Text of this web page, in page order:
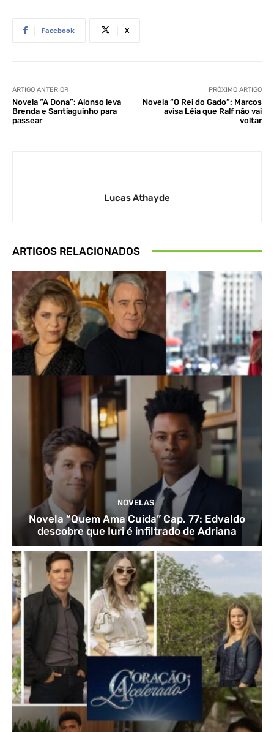
Facebook X
ARTIGO ANTERIOR
Novela “A Dona”: Alonso leva
Brenda e Santiaguinho para
passear
PRÓXIMO ARTIGO
Novela “O Rei do Gado”: Marcos
avisa Léia que Ralf não vai
voltar
Lucas Athayde
ARTIGOS RELACIONADOS
NOVELAS
Novela “Quem Ama Cuida” Cap. 77: Edvaldo
descobre que Iuri é infiltrado de Adriana